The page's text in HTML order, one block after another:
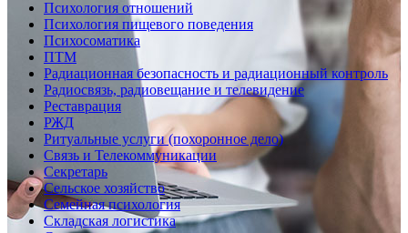
Психология отношений
Психология пищевого поведения
Психосоматика
ПТМ
Радиационная безопасность и радиационный контроль
Радиосвязь, радиовещание и телевидение
Реставрация
РЖД
Ритуальные услуги (похоронное дело)
Связь и Телекоммуникации
Секретарь
Сельское хозяйство
Семейная психология
Складская логистика